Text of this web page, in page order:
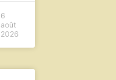
6
août
2026